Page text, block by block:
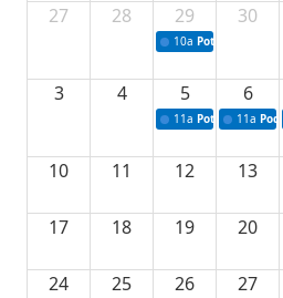
27
28 29
10a Potpisivanje
30
3 4 5
11a Potpisivanje
6
11a
10 11 12 13
17 18 19 20
24 25 26 27